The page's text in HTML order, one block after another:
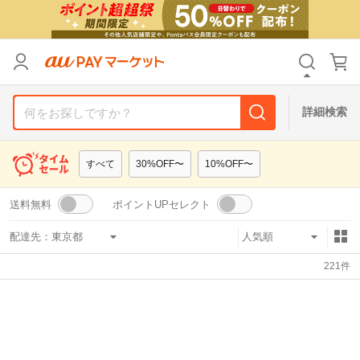
詳細検索
すべて 30%OFF〜 10%OFF〜
送料無料 ポイントUPセレクト
配達先：
221件
カテゴリ すべて
すべて
支払い方法 すべて
その他の条件
送料無料 タイムセール
Pontaパス特典対象すべて ポイントUPセレクトのみ
リセット
カテゴリ すべて
すべて
支払い方法 すべて
その他の条件
送料無料 タイムセール
Pontaパス特典対象すべて ポイントUPセレクトのみ